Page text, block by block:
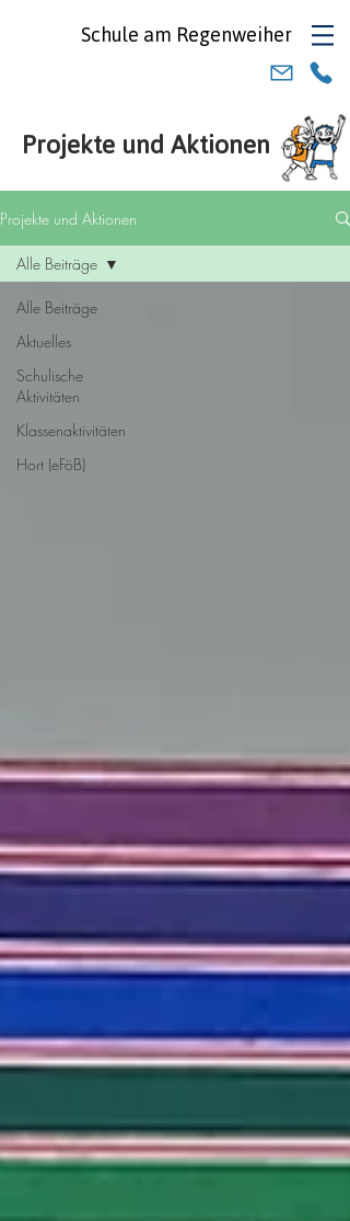
Schule am Regenweiher
Projekte und Aktionen
Projekte und Aktionen
Alle Beiträge
Aktuelles
Schulische
Aktivitäten
Klassenaktivitäten
Hort (eFöB)
Alle Beiträge